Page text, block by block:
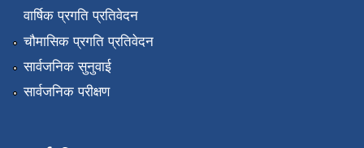
वार्षिक प्रगति प्रतिवेदन
चौमासिक प्रगति प्रतिवेदन
सार्वजनिक सुनुवाई
सार्वजनिक परीक्षण